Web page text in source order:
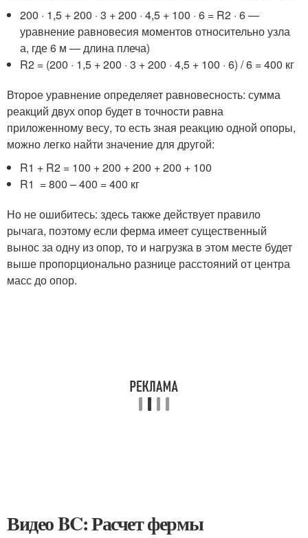
200 · 1,5 + 200 · 3 + 200 · 4,5 + 100 · 6 = R2 · 6 —
уравнение равновесия моментов относительно узла
а, где 6 м — длина плеча)
R2 = (200 · 1,5 + 200 · 3 + 200 · 4,5 + 100 · 6) / 6 = 400 кг
Второе уравнение определяет равновесность: сумма
реакций двух опор будет в точности равна
приложенному весу, то есть зная реакцию одной опоры,
можно легко найти значение для другой:
R1 + R2 = 100 + 200 + 200 + 200 + 100
R1 = 800 – 400 = 400 кг
Но не ошибитесь: здесь также действует правило
рычага, поэтому если ферма имеет существенный
вынос за одну из опор, то и нагрузка в этом месте будет
выше пропорционально разнице расстояний от центра
масс до опор.
Видео BC: Расчет фермы